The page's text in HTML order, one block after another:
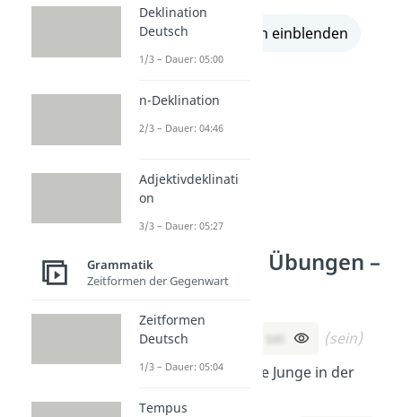
alle Lösungen einblenden
Konjunktiv I Übungen –
sein
Tim meint, er sei
(sein)
der sportlichste Junge in der
Deklination
Deutsch
1/3 – Dauer: 05:00
n-Deklination
2/3 – Dauer: 04:46
Adjektivdeklinati
on
3/3 – Dauer: 05:27
Grammatik
Zeitformen der Gegenwart
Zeitformen
Deutsch
1/3 – Dauer: 05:04
Tempus